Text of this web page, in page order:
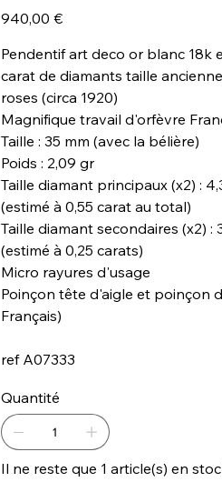
Prix
940,00 €
Pendentif art deco or blanc 18k
carat de diamants taille
roses (circa 1920)
Magnifique travail d'orfèvre
Taille : 35 mm (avec la bélière)
Poids : 2,09 gr
Taille diamant principaux (x2) :
(estimé à 0,55 carat au total)
Taille diamant secondaires (x2) :
(estimé à 0,25 carats)
Micro rayures d'usage
Poinçon tête d'aigle et poinçon
Français)
ref A07333
Quantité
Il ne reste que 1 article(s) en